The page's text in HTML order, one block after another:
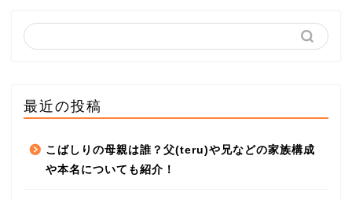
最近の投稿
こばしりの母親は誰？父(teru)や兄などの家族構成
や本名についても紹介！